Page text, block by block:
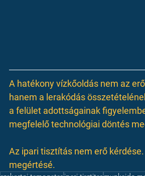
A hatékony vízkőoldás nem az
hanem a lerakódás
a felület adottságainak
megfelelő technológiai döntés
Az ipari tisztítás nem erő
megértésé.